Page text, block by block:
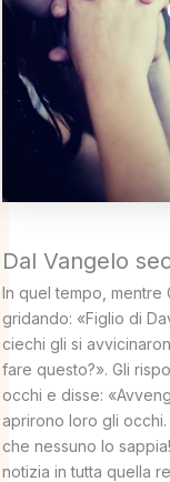
Dal Vangelo
In quel tempo, mentre
gridando: «Figlio di
ciechi gli si
fare questo?». Gli
occhi e disse:
aprirono loro gli occhi.
che nessuno lo
notizia in tutta quella